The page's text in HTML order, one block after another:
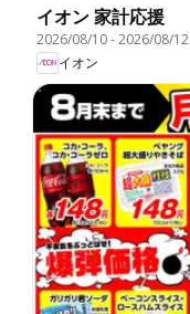
イオン 家計応援
2026/08/10-2026/08/12
イオン